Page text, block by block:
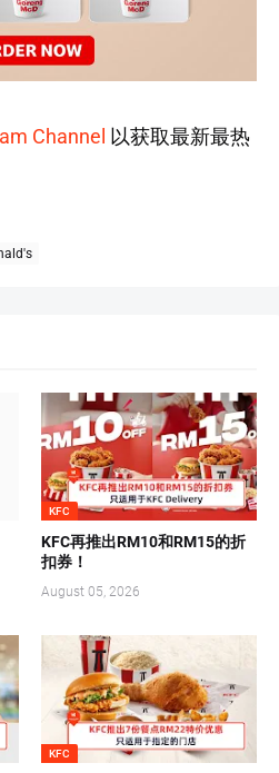
Channel 以获取最新最热
KFC
KFC再推出RM10和RM15的折
扣券！
August 05, 2026
KFC